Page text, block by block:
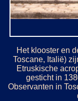
Het klooster en
Toscane, Italië)
Etruskische
gesticht in
Observanten in